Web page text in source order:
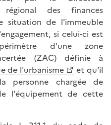
des finances
situation de l'immeuble
si celui-ci est
d'une zone
(ZAC) définie à
de l'urbanisme
et qu'il
personne chargée de
l'équipement de cette